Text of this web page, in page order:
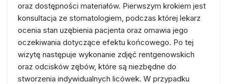
oraz dostępności materiałów. Pierwszym krokiem jest
konsultacja ze stomatologiem, podczas której lekarz
ocenia stan uzębienia pacjenta oraz omawia jego
oczekiwania dotyczące efektu końcowego. Po tej
wizytę następuje wykonanie zdjęć rentgenowskich
oraz odcisków zębów, które są niezbędne do
stworzenia indywidualnych licówek. W przypadku